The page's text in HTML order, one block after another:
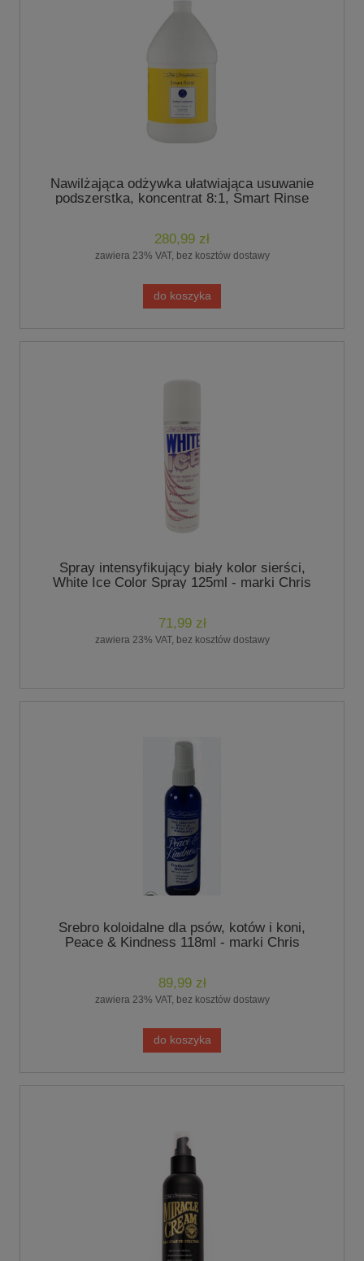
Nawilżająca odżywka ułatwiająca usuwanie
podszerstka, koncentrat 8:1, Smart Rinse
280,99 zł
zawiera 23% VAT, bez kosztów dostawy
do koszyka
Spray intensyfikujący biały kolor sierści,
White Ice Color Spray 125ml - marki Chris
71,99 zł
zawiera 23% VAT, bez kosztów dostawy
Srebro koloidalne dla psów, kotów i koni,
Peace & Kindness 118ml - marki Chris
89,99 zł
zawiera 23% VAT, bez kosztów dostawy
do koszyka